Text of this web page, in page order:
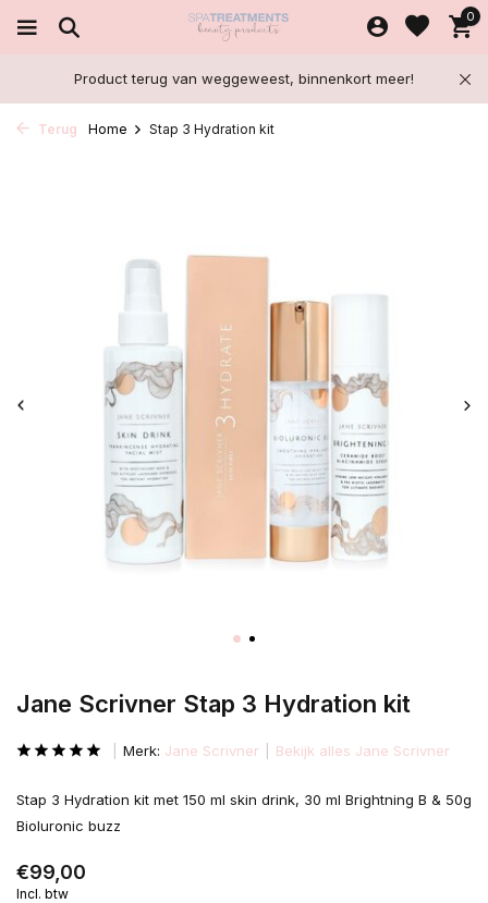
0
Product terug van weggeweest, binnenkort meer!
Terug Home Stap 3 Hydration kit
Jane Scrivner Stap 3 Hydration kit
Merk: Jane Scrivner Bekijk alles Jane Scrivner
Stap 3 Hydration kit met 150 ml skin drink, 30 ml Brightning B & 50g
Bioluronic buzz
€99,00
Incl. btw